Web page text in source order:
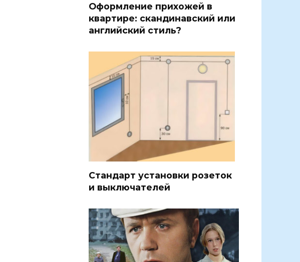
Оформление прихожей в
квартире: скандинавский или
английский стиль?
Стандарт установки розеток
и выключателей